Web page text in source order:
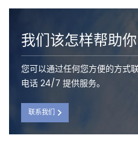
我们该怎样帮助你
您可以通过任何您方便的方式
电话 24/7 提供服务。
联系我们